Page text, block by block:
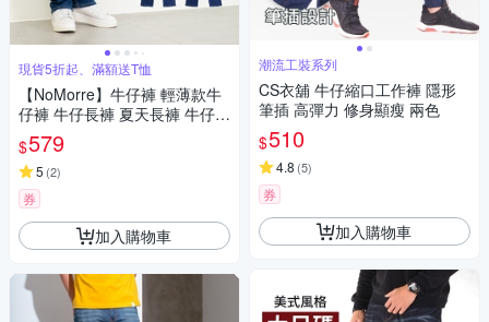
現貨5折起、滿額送T恤
【NoMorre】牛仔褲 輕薄款牛
仔褲 牛仔長褲 夏天長褲 牛仔褲
男 輕薄彈力水洗牛仔布 L-4L 台
灣現貨 #3845
$579
5 (2)
券
加入購物車
潮流工裝系列
CS衣舖 牛仔縮口工作褲 隱形
筆插 高彈力 修身顯瘦 兩色
$510
4.8 (5)
券
加入購物車